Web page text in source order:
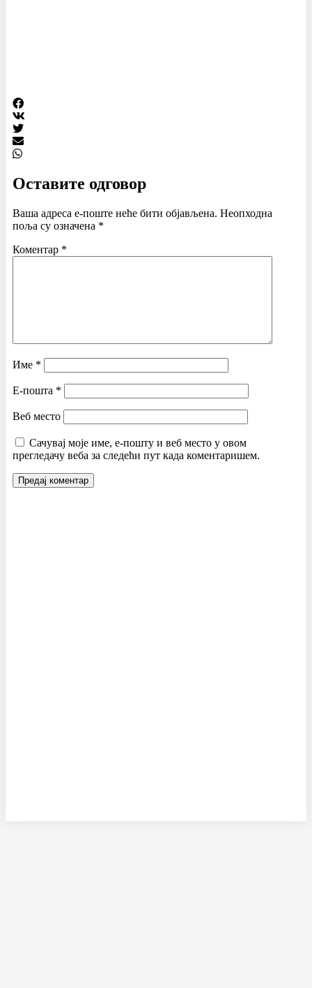
Оставите одговор
Ваша адреса е-поште неће бити објављена. Неопходна
поља су означена *
Коментар *
Име *
Е-пошта *
Веб место
Сачувај моје име, е-пошту и веб место у овом
прегледачу веба за следећи пут када коментаришем.